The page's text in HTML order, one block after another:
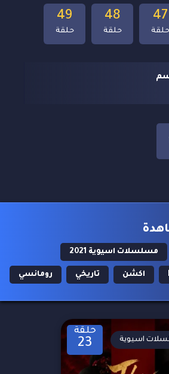
49
حلقة
48
حلقة
47
حلقة
مسلسلات اسيوية 2021
اكشن تاريخي رومانسي
حلقة
23 اسيوية